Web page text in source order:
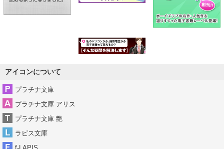
アイコンについて
プラチナ文庫
プラチナ文庫 アリス
プラチナ文庫 艶
ラピス文庫